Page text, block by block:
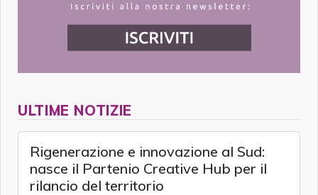
ULTIME NOTIZIE
Rigenerazione e innovazione al Sud:
nasce il Partenio Creative Hub per il
rilancio del territorio